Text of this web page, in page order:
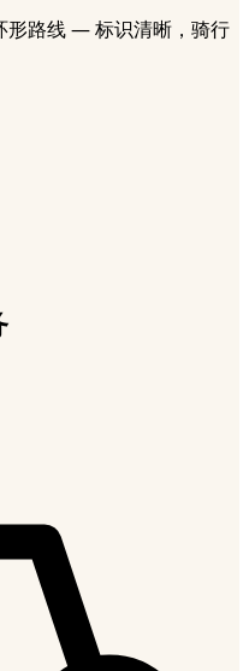
形路线 — 标识清晰，骑行